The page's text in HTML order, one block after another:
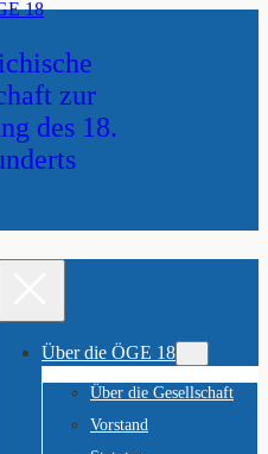
zur
des 18.
Über die ÖGE 18
Über die Gesellschaft
Vorstand